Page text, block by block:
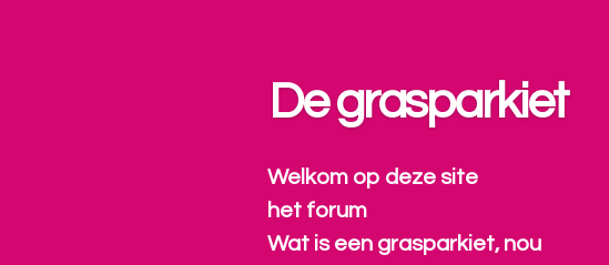
De grasparkiet
Welkom op deze site
het forum
Wat is een grasparkiet, nou